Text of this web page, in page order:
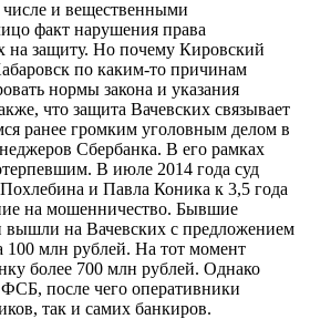
числе и вещественными
факт нарушения права
на защиту. Но почему Кировский
по каким-то причинам
нормы закона и указания
что защита Вачевских связывает
ранее громким уголовным делом в
Сбербанка. В его рамках
В июле 2014 года суд
и Павла Коника к 3,5 года
на мошенничество. Бывшие
вышли на Вачевских с предложением
100 млн рублей. На тот момент
более 700 млн рублей. Однако
после чего оперативники
так и самих банкиров.